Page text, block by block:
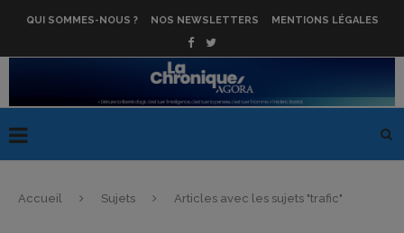
QUI SOMMES-NOUS ? NOS NEWSLETTERS MENTIONS LÉGALES
Accueil Sujets Articles avec les sujets "trafic"